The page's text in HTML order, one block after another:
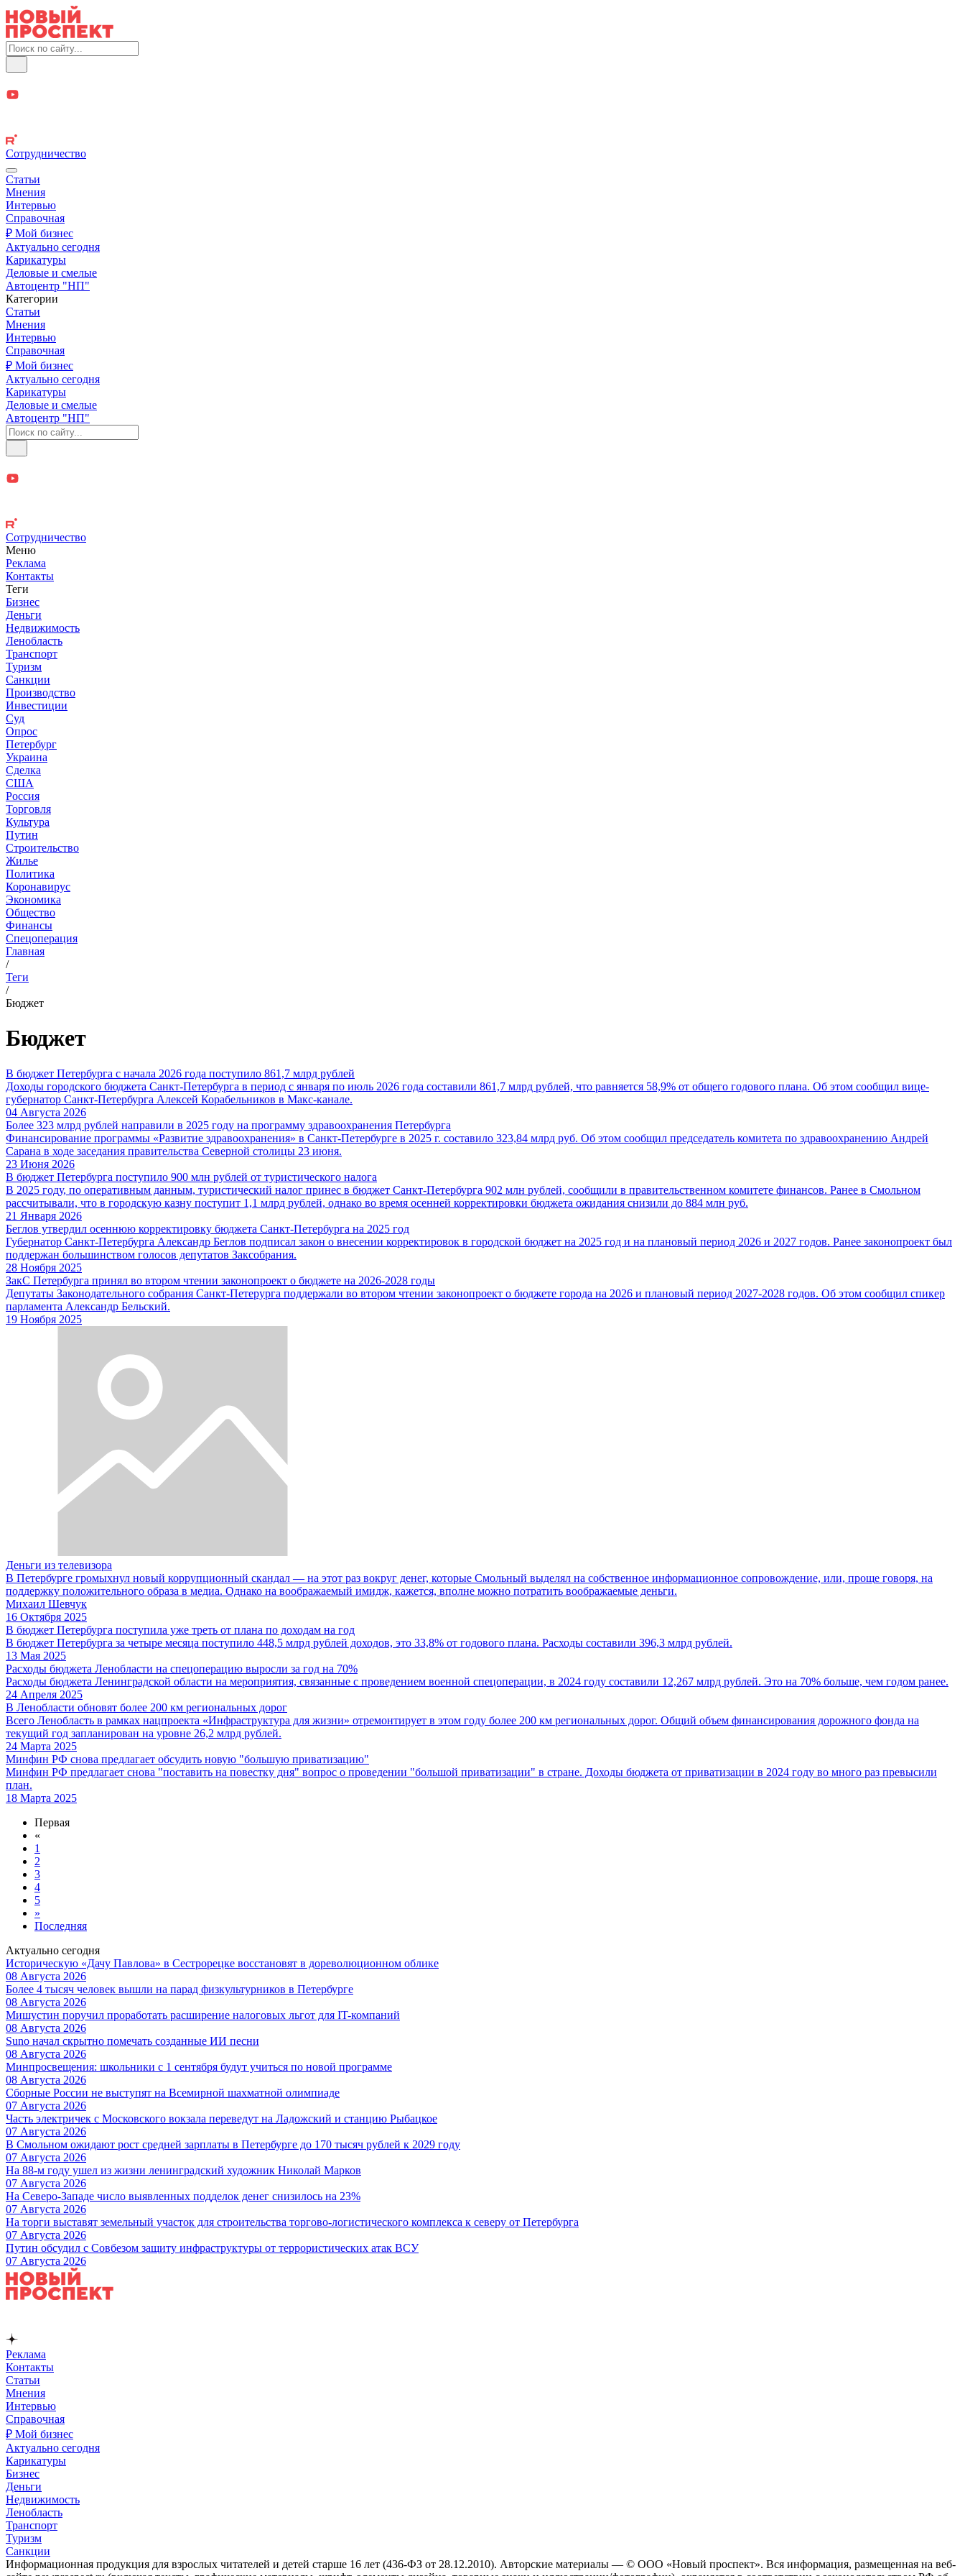
Сотрудничество
Статьи
Мнения
Интервью
Справочная
₽ Мой бизнес
Актуально сегодня
Карикатуры
Деловые и смелые
Автоцентр "НП"
Категории
Статьи
Мнения
Интервью
Справочная
₽ Мой бизнес
Актуально сегодня
Карикатуры
Деловые и смелые
Автоцентр "НП"
Сотрудничество
Меню
Реклама
Контакты
Теги
Бизнес
Деньги
Недвижимость
Ленобласть
Транспорт
Туризм
Санкции
Производство
Инвестиции
Суд
Опрос
Петербург
Украина
Сделка
США
Россия
Торговля
Культура
Путин
Строительство
Жилье
Политика
Коронавирус
Экономика
Общество
Финансы
Спецоперация
Главная
/
Теги
/
Бюджет
Бюджет
В бюджет Петербурга с начала 2026 года поступило 861,7 млрд рублей
Доходы городского бюджета Санкт-Петербурга в период с января по июль 2026 года составили 861,7 млрд рублей, что равняется 58,9% от общего годового плана. Об этом сообщил вице-
губернатор Санкт-Петербурга Алексей Корабельников в Макс-канале.
04 Августа 2026
Более 323 млрд рублей направили в 2025 году на программу здравоохранения Петербурга
Финансирование программы «Развитие здравоохранения» в Санкт-Петербурге в 2025 г. составило 323,84 млрд руб. Об этом сообщил председатель комитета по здравоохранению Андрей
Сарана в ходе заседания правительства Северной столицы 23 июня.
23 Июня 2026
В бюджет Петербурга поступило 900 млн рублей от туристического налога
В 2025 году, по оперативным данным, туристический налог принес в бюджет Санкт-Петербурга 902 млн рублей, сообщили в правительственном комитете финансов. Ранее в Смольном
рассчитывали, что в городскую казну поступит 1,1 млрд рублей, однако во время осенней корректировки бюджета ожидания снизили до 884 млн руб.
21 Января 2026
Беглов утвердил осеннюю корректировку бюджета Санкт-Петербурга на 2025 год
Губернатор Санкт-Петербурга Александр Беглов подписал закон о внесении корректировок в городской бюджет на 2025 год и на плановый период 2026 и 2027 годов. Ранее законопроект был
поддержан большинством голосов депутатов Заксобрания.
28 Ноября 2025
ЗакС Петербурга принял во втором чтении законопроект о бюджете на 2026-2028 годы
Депутаты Законодательного собрания Санкт-Петерурга поддержали во втором чтении законопроект о бюджете города на 2026 и плановый период 2027-2028 годов. Об этом сообщил спикер
парламента Александр Бельский.
19 Ноября 2025
Деньги из телевизора
В Петербурге громыхнул новый коррупционный скандал — на этот раз вокруг денег, которые Смольный выделял на собственное информационное сопровождение, или, проще говоря, на
поддержку положительного образа в медиа. Однако на воображаемый имидж, кажется, вполне можно потратить воображаемые деньги.
Михаил Шевчук
16 Октября 2025
В бюджет Петербурга поступила уже треть от плана по доходам на год
В бюджет Петербурга за четыре месяца поступило 448,5 млрд рублей доходов, это 33,8% от годового плана. Расходы составили 396,3 млрд рублей.
13 Мая 2025
Расходы бюджета Ленобласти на спецоперацию выросли за год на 70%
Расходы бюджета Ленинградской области на мероприятия, связанные с проведением военной спецоперации, в 2024 году составили 12,267 млрд рублей. Это на 70% больше, чем годом ранее.
24 Апреля 2025
В Ленобласти обновят более 200 км региональных дорог
Всего Ленобласть в рамках нацпроекта «Инфраструктура для жизни» отремонтирует в этом году более 200 км региональных дорог. Общий объем финансирования дорожного фонда на
текущий год запланирован на уровне 26,2 млрд рублей.
24 Марта 2025
Минфин РФ снова предлагает обсудить новую "большую приватизацию"
Минфин РФ предлагает снова "поставить на повестку дня" вопрос о проведении "большой приватизации" в стране. Доходы бюджета от приватизации в 2024 году во много раз превысили
план.
18 Марта 2025
Первая
«
1
2
3
4
5
»
Последняя
Актуально сегодня
Историческую «Дачу Павлова» в Сестрорецке восстановят в дореволюционном облике
08 Августа 2026
Более 4 тысяч человек вышли на парад физкультурников в Петербурге
08 Августа 2026
Мишустин поручил проработать расширение налоговых льгот для IT-компаний
08 Августа 2026
Suno начал скрытно помечать созданные ИИ песни
08 Августа 2026
Минпросвещения: школьники с 1 сентября будут учиться по новой программе
08 Августа 2026
Сборные России не выступят на Всемирной шахматной олимпиаде
07 Августа 2026
Часть электричек с Московского вокзала переведут на Ладожский и станцию Рыбацкое
07 Августа 2026
В Смольном ожидают рост средней зарплаты в Петербурге до 170 тысяч рублей к 2029 году
07 Августа 2026
На 88-м году ушел из жизни ленинградский художник Николай Марков
07 Августа 2026
На Северо-Западе число выявленных подделок денег снизилось на 23%
07 Августа 2026
На торги выставят земельный участок для строительства торгово-логистического комплекса к северу от Петербурга
07 Августа 2026
Путин обсудил с Совбезом защиту инфраструктуры от террористических атак ВСУ
07 Августа 2026
Реклама
Контакты
Статьи
Мнения
Интервью
Справочная
₽ Мой бизнес
Актуально сегодня
Карикатуры
Бизнес
Деньги
Недвижимость
Ленобласть
Транспорт
Туризм
Санкции
Информационная продукция для взрослых читателей и детей старше 16 лет (436-ФЗ от 28.12.2010). Авторские материалы — © ООО «Новый проспект». Вся информация, размещенная на веб-